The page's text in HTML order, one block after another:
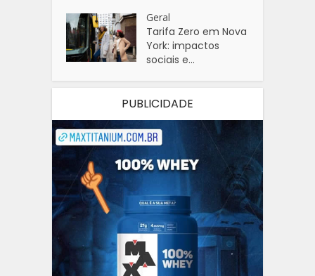
Geral
Tarifa Zero em Nova
York: impactos
sociais e...
PUBLICIDADE